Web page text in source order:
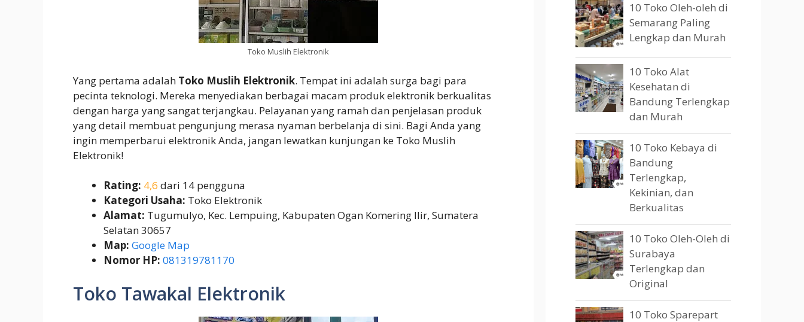
Toko Muslih Elektronik
Yang pertama adalah Toko Muslih Elektronik. Tempat ini adalah surga bagi para
pecinta teknologi. Mereka menyediakan berbagai macam produk elektronik berkualitas
dengan harga yang sangat terjangkau. Pelayanan yang ramah dan penjelasan produk
yang detail membuat pengunjung merasa nyaman berbelanja di sini. Bagi Anda yang
ingin memperbarui elektronik Anda, jangan lewatkan kunjungan ke Toko Muslih
Elektronik!
Rating: 4,6 dari 14 pengguna
Kategori Usaha: Toko Elektronik
Alamat: Tugumulyo, Kec. Lempuing, Kabupaten Ogan Komering Ilir, Sumatera
Selatan 30657
Map: Google Map
Nomor HP: 081319781170
Toko Tawakal Elektronik
10 Toko Oleh-oleh di
Semarang Paling
Lengkap dan Murah
10 Toko Alat
Kesehatan di
Bandung Terlengkap
dan Murah
10 Toko Kebaya di
Bandung
Terlengkap,
Kekinian, dan
Berkualitas
10 Toko Oleh-Oleh di
Surabaya
Terlengkap dan
Original
10 Toko Sparepart